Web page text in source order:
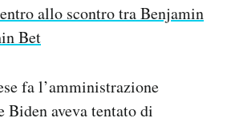
allo scontro tra Benjamin
Bet
fa l’amministrazione
Biden aveva tentato di